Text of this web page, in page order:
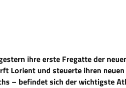
ihre erste Fregatte der
Lorient und steuerte ihren
– befindet sich der wichtigste